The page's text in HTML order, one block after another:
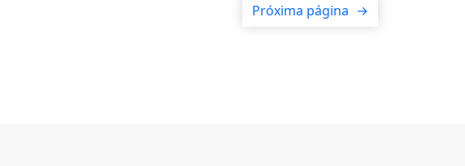
Próxima página →